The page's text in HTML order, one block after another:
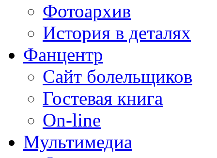
Фотоархив
История в деталях
Фанцентр
Сайт болельщиков
Гостевая книга
On-line
Мультимедиа